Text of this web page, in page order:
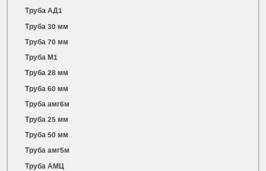
Труба АД1
Труба 30 мм
Труба 70 мм
Труба М1
Труба 28 мм
Труба 60 мм
Труба амг6м
Труба 25 мм
Труба 50 мм
Труба амг5м
Труба АМЦ